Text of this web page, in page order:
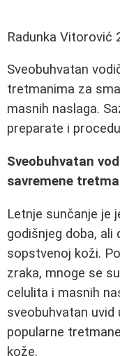
Radunka Vitorović
Sveobuhvatan
tretmanima za
masnih naslaga.
preparate i
Sveobuhvatan
savremene
Letnje sunčanje je
godišnjeg doba,
sopstvenoj koži.
zraka, mnoge se
celulita i masnih
sveobuhvatan
popularne
kože.